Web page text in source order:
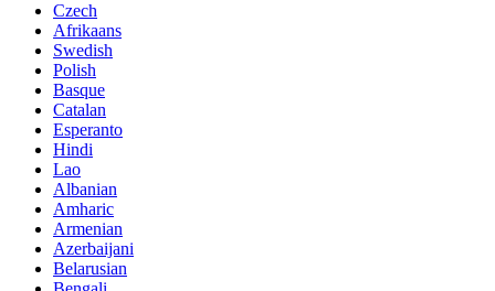
Czech
Afrikaans
Swedish
Polish
Basque
Catalan
Esperanto
Hindi
Lao
Albanian
Amharic
Armenian
Azerbaijani
Belarusian